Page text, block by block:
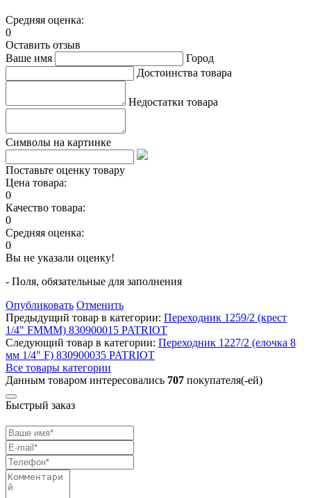
Средняя оценка:
0
Оставить отзыв
Ваше имя
Город
Достоинства товара
Недостатки товара
Символы на картинке
Поставьте оценку товару
Цена товара:
0
Качество товара:
0
Средняя оценка:
0
Вы не указали оценку!
- Поля, обязательные для заполнения
Опубликовать Отменить
Предыдущий товар в категории: Переходник 1259/2 (крест
1/4" FMMM) 830900015 PATRIOT
Следующий товар в категории: Переходник 1227/2 (елочка 8
мм 1/4" F) 830900035 PATRIOT
Все товары категории
Данным товаром интересовались 707 покупателя(-ей)
Быстрый заказ